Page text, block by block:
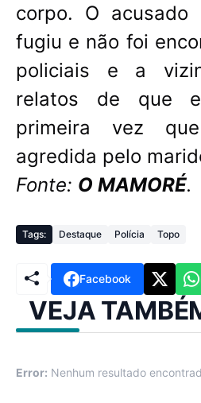
corpo. O acusado
fugiu e não foi
policiais e a
relatos de que
primeira vez
agredida pelo
Fonte: O MAMORÉ.
Tags: Destaque Polícia Topo
Facebook
VEJA
Error: Nenhum resultado